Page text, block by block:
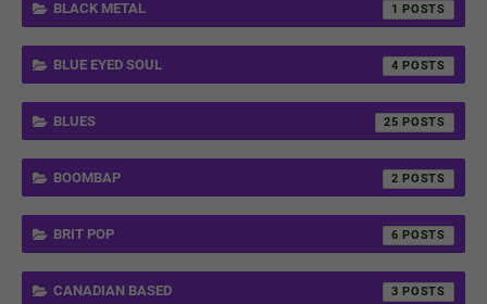
BLACK METAL 1
BLUE EYED SOUL 4
BLUES 25
BOOMBAP 2
BRIT POP 6
CANADIAN BASED 3